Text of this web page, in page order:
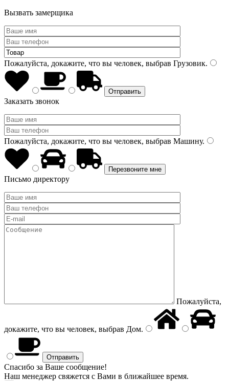
Вызвать замерщика
Пожалуйста, докажите, что вы человек, выбрав Грузовик.
Заказать звонок
Пожалуйста, докажите, что вы человек, выбрав Машину.
Письмо директору
Пожалуйста,
докажите, что вы человек, выбрав Дом.
Спасибо за Ваше сообщение!
Наш менеджер свяжется с Вами в ближайшее время.